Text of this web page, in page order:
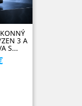
3 A
S...